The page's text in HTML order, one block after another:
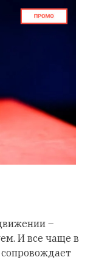
–
И все чаще в